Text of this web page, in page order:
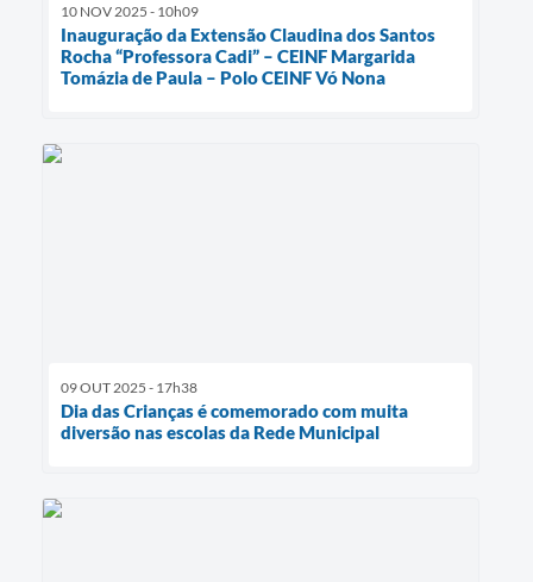
10 NOV 2025 - 10h09
Inauguração da Extensão Claudina dos Santos
Rocha “Professora Cadi” – CEINF Margarida
Tomázia de Paula – Polo CEINF Vó Nona
09 OUT 2025 - 17h38
Dia das Crianças é comemorado com muita
diversão nas escolas da Rede Municipal